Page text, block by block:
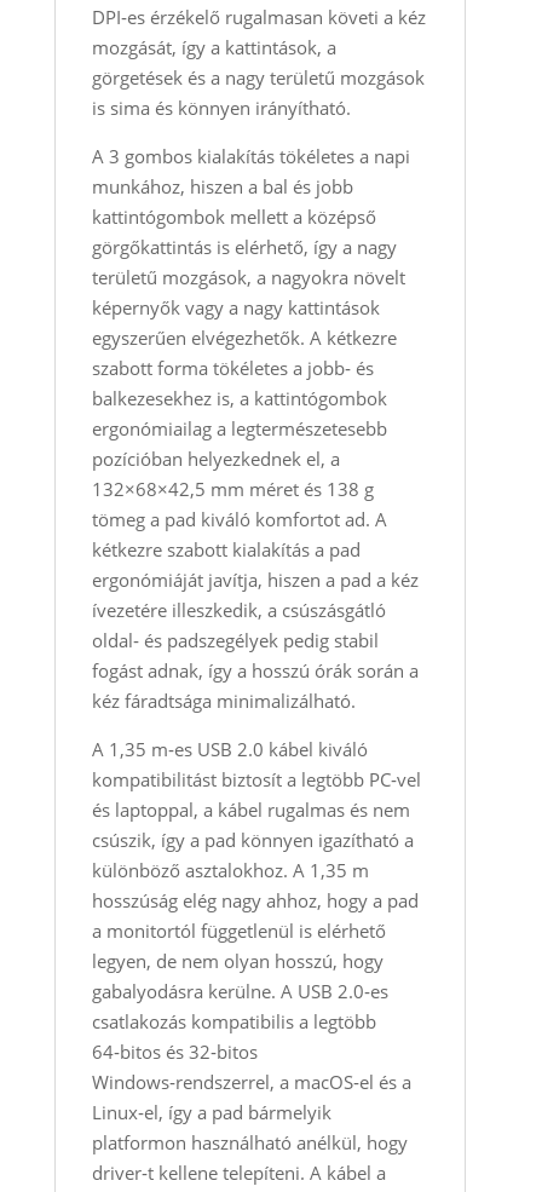
DPI‑es érzékelő rugalmasan követi a kéz
mozgását, így a kattintások, a
görgetések és a nagy területű mozgások
is sima és könnyen irányítható.
A 3 gombos kialakítás tökéletes a napi
munkához, hiszen a bal és jobb
kattintógombok mellett a középső
görgőkattintás is elérhető, így a nagy
területű mozgások, a nagyokra növelt
képernyők vagy a nagy kattintások
egyszerűen elvégezhetők. A kétkezre
szabott forma tökéletes a jobb‑ és
balkezesekhez is, a kattintógombok
ergonómiailag a legtermészetesebb
pozícióban helyezkednek el, a
132×68×42,5 mm méret és 138 g
tömeg a pad kiváló komfortot ad. A
kétkezre szabott kialakítás a pad
ergonómiáját javítja, hiszen a pad a kéz
ívezetére illeszkedik, a csúszásgátló
oldal‑ és padszegélyek pedig stabil
fogást adnak, így a hosszú órák során a
kéz fáradtsága minimalizálható.
A 1,35 m‑es USB 2.0 kábel kiváló
kompatibilitást biztosít a legtöbb PC‑vel
és laptoppal, a kábel rugalmas és nem
csúszik, így a pad könnyen igazítható a
különböző asztalokhoz. A 1,35 m
hosszúság elég nagy ahhoz, hogy a pad
a monitor­tól függetlenül is elérhető
legyen, de nem olyan hosszú, hogy
gabalyodásra kerülne. A USB 2.0‑es
csatlakozás kompatibilis a legtöbb
64‑bitos és 32‑bitos
Windows‑rendszerrel, a macOS‑el és a
Linux‑el, így a pad bármelyik
platformon használható anélkül, hogy
driver‑t kellene telepíteni. A kábel a